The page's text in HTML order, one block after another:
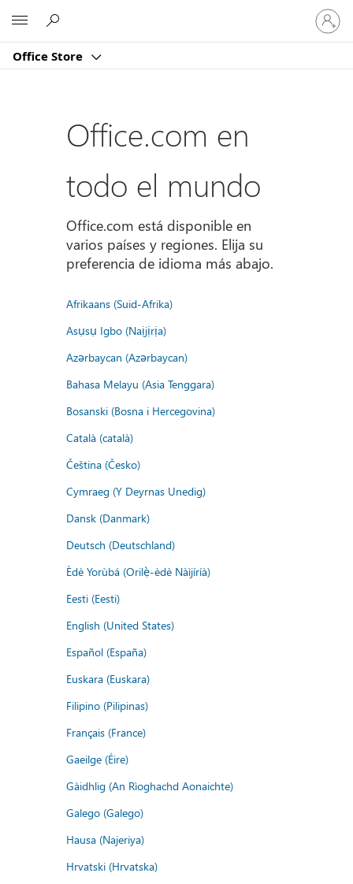
Office Store
Iniciar
sesión
en
cuenta
Office.com en
todo el mundo
Office.com está disponible en
varios países y regiones. Elija su
preferencia de idioma más abajo.
Afrikaans (Suid-Afrika)
Asụsụ Igbo (Naịjịrịa)
Azərbaycan (Azərbaycan)
Bahasa Melayu (Asia Tenggara)
Bosanski (Bosna i Hercegovina)
Català (català)
Čeština (Česko)
Cymraeg (Y Deyrnas Unedig)
Dansk (Danmark)
Deutsch (Deutschland)
Èdè Yorùbá (Orilẹ̀-èdè Nàìjíríà)
Eesti (Eesti)
English (United States)
Español (España)
Euskara (Euskara)
Filipino (Pilipinas)
Français (France)
Gaeilge (Éire)
Gàidhlig (An Rìoghachd Aonaichte)
Galego (Galego)
Hausa (Najeriya)
Hrvatski (Hrvatska)